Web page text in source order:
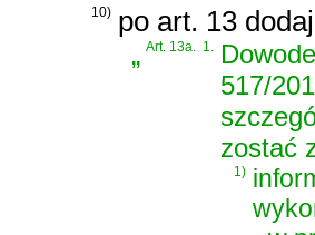
10) po art. 13
„Art. 13a. 1.
517/
zostać
1)